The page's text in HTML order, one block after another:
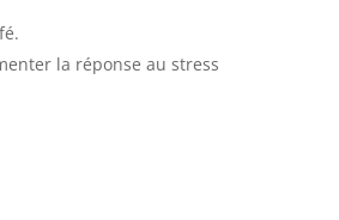
la réponse au stress